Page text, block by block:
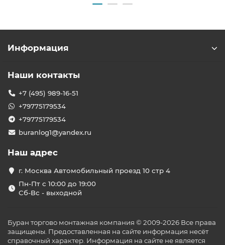
Информация
Наши контакты
+7 (495) 989-16-51
+79775179534
+79775179534
buranlog1@yandex.ru
Наш адрес
г. Москва Автомобильный проезд 10 стр 4
Пн-Пт с 10:00 до 19:00
Сб-Вс - выходной
Буран торгово монтажная компания © 2009-2026 Все права
защищены. Предоставленная на сайте информация несёт
справочный характер. Информация на сайте не является